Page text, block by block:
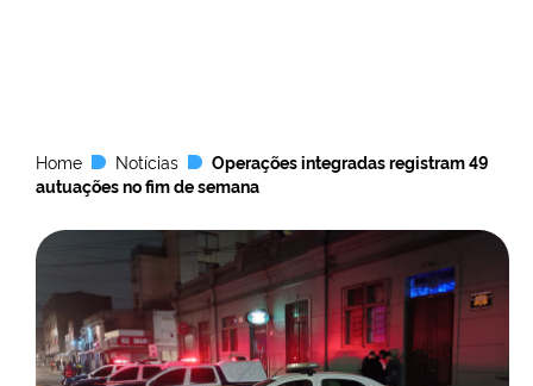
Home Notícias
Operações integradas registram 49
autuações no fim de semana